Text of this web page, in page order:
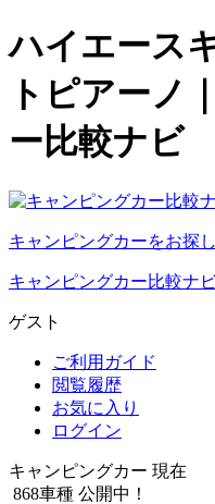
ハイエース
トピアーノ
ー比較ナビ
キャンピングカーをお探
キャンピングカー比較ナ
ゲスト
ご利用ガイド
閲覧履歴
お気に入り
ログイン
キャンピングカー 現在
868車種 公開中！